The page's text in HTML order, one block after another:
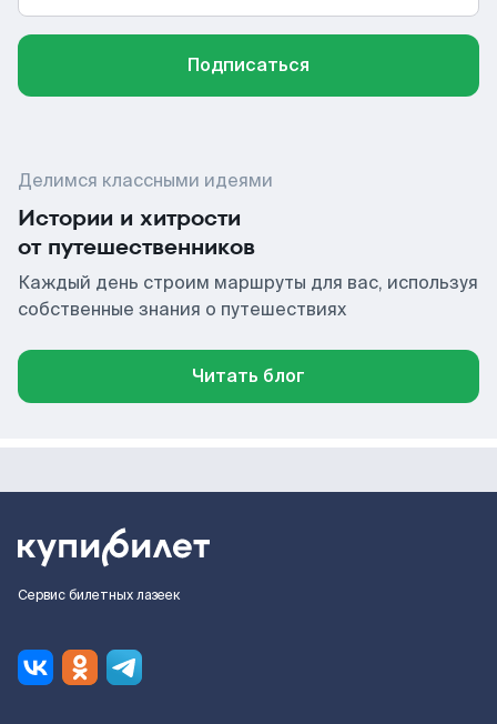
Подписаться
Делимся классными идеями
Истории и хитрости
от путешественников
Каждый день строим маршруты для вас, используя
собственные знания о путешествиях
Читать блог
Сервис билетных лазеек